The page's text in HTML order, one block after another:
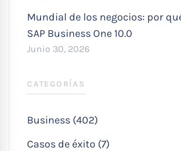
Mundial de los negocios: por
SAP Business One 10.0
Junio 30, 2026
CATEGORÍAS
Business (402)
Casos de éxito (7)